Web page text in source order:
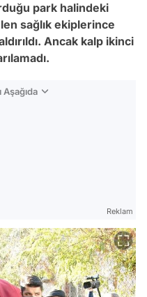
park halindeki
sağlık ekiplerince
Ancak kalp ikinci
Reklam